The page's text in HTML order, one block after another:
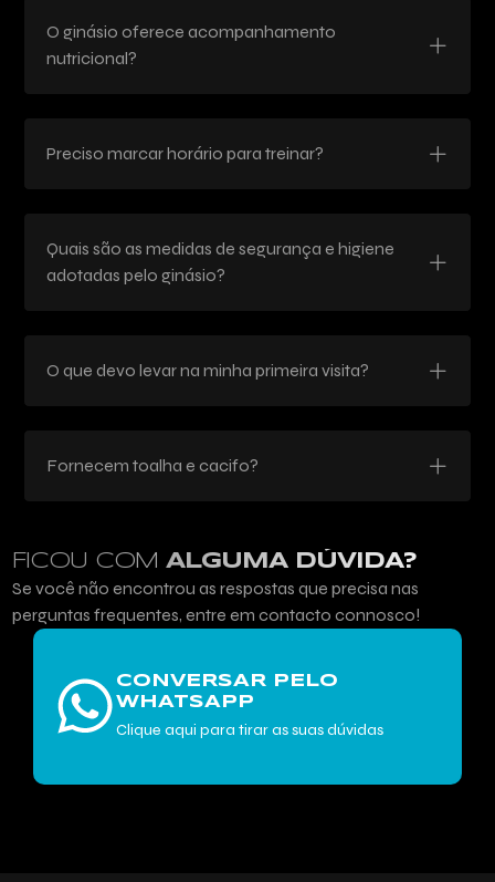
O ginásio oferece acompanhamento
nutricional?
Preciso marcar horário para treinar?
Quais são as medidas de segurança e higiene
adotadas pelo ginásio?
O que devo levar na minha primeira visita?
Fornecem toalha e cacifo?
FICOU COMALGUMA DÚVIDA?
Se você não encontrou as respostas que precisa nas
perguntas frequentes, entre em contacto connosco!
CONVERSAR PELO
WHATSAPP
Clique aqui para tirar as suas dúvidas